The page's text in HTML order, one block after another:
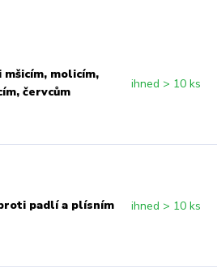
molicím,
červcům
ihned > 10 ks
padlí a plísním ihned > 10 ks